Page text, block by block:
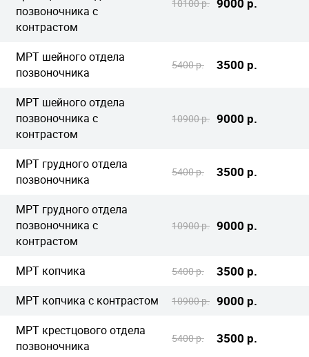
позвоночника с
контрастом
10100 р.
МРТ шейного отдела
позвоночника
5400 р. 3500 р.
МРТ шейного отдела
позвоночника с
контрастом
10900 р. 9000 р.
МРТ грудного отдела
позвоночника
5400 р. 3500 р.
МРТ грудного отдела
позвоночника с
контрастом
10900 р. 9000 р.
МРТ копчика 5400 р. 3500 р.
МРТ копчика с контрастом 10900 р. 9000 р.
МРТ крестцового отдела
позвоночника
5400 р. 3500 р.